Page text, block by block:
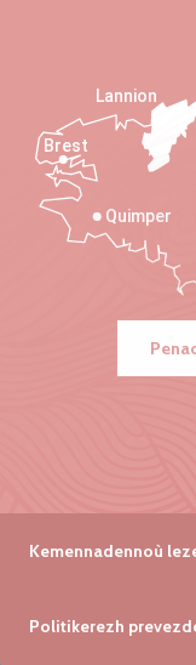
Quimper
Lannion
Brest
Kemennadennoù
Politikerezh